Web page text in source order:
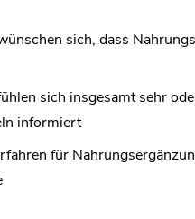
sich, dass
sich insgesamt sehr
informiert
für